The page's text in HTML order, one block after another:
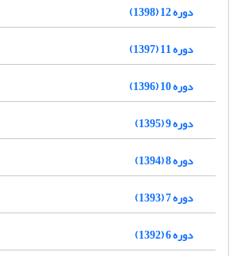
دوره 12 (1398)
دوره 11 (1397)
دوره 10 (1396)
دوره 9 (1395)
دوره 8 (1394)
دوره 7 (1393)
دوره 6 (1392)